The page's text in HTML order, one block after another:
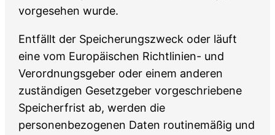
vorgesehen wurde.
Entfällt der Speicherungszweck oder läuft
eine vom Europäischen Richtlinien- und
Verordnungsgeber oder einem anderen
zuständigen Gesetzgeber vorgeschriebene
Speicherfrist ab, werden die
personenbezogenen Daten routinemäßig und